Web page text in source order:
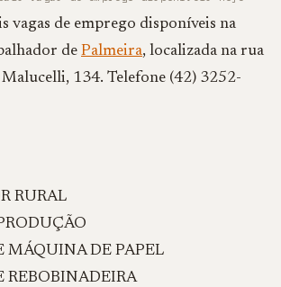
vagas de emprego disponíveis na
de Palmeira, localizada na rua
134. Telefone (42) 3252-
RURAL
MÁQUINA DE PAPEL
REBOBINADEIRA